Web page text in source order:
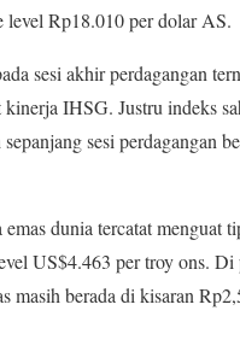
level Rp18.010 per dolar AS.
sesi akhir perdagangan
IHSG. Justru indeks
sesi perdagangan
dunia tercatat menguat
US$4.463 per troy ons. Di
masih berada di kisaran